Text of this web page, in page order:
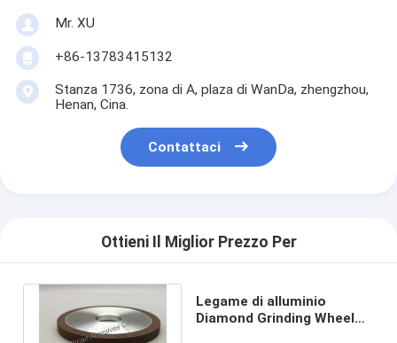
Mr. XU
+86-13783415132
Stanza 1736, zona di A, plaza di WanDa, zhengzhou,
Henan, Cina.
Contattaci
Ottieni Il Miglior Prezzo Per
Legame di alluminio
Diamond Grinding Wheel